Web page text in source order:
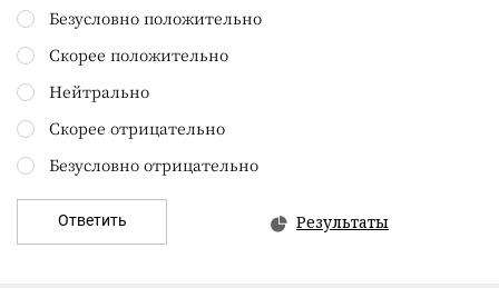
Безусловно положительно
Скорее положительно
Нейтрально
Скорее отрицательно
Безусловно отрицательно
Ответить Результаты